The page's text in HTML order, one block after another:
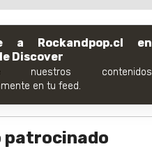
a Rockandpop.cl en
Discover
nuestros contenidos
en tu feed.
patrocinado